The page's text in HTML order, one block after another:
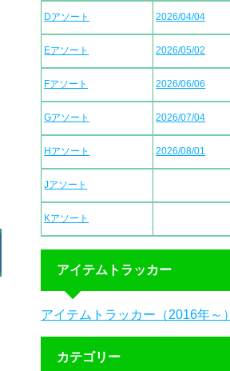
Dアソート 2026/04/04
Eアソート 2026/05/02
Fアソート 2026/06/06
Gアソート 2026/07/04
Hアソート 2026/08/01
Jアソート
Kアソート
アイテムトラッカー
アイテムトラッカー（2016年～）
カテゴリー